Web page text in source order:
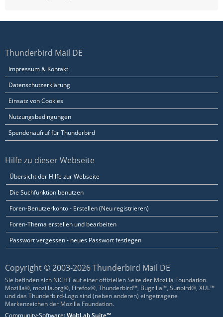
Thunderbird Mail DE
Impressum & Kontakt
Datenschutzerklärung
Einsatz von Cookies
Nutzungsbedingungen
Spendenaufruf für Thunderbird
Hilfe zu dieser Webseite
Übersicht der Hilfe zur Webseite
Die Suchfunktion benutzen
Foren-Benutzerkonto - Erstellen (Neu registrieren)
Foren-Thema erstellen und bearbeiten
Passwort vergessen - neues Passwort festlegen
Copyright © 2003-2026 Thunderbird Mail DE
Sie befinden sich NICHT auf einer offiziellen Seite der Mozilla Foundation.
Mozilla®, mozilla.org®, Firefox®, Thunderbird™, Bugzilla™, Sunbird®, XUL™
und das Thunderbird-Logo sind (neben anderen) eingetragene
Markenzeichen der Mozilla Foundation.
Community-Software:WoltLab Suite™